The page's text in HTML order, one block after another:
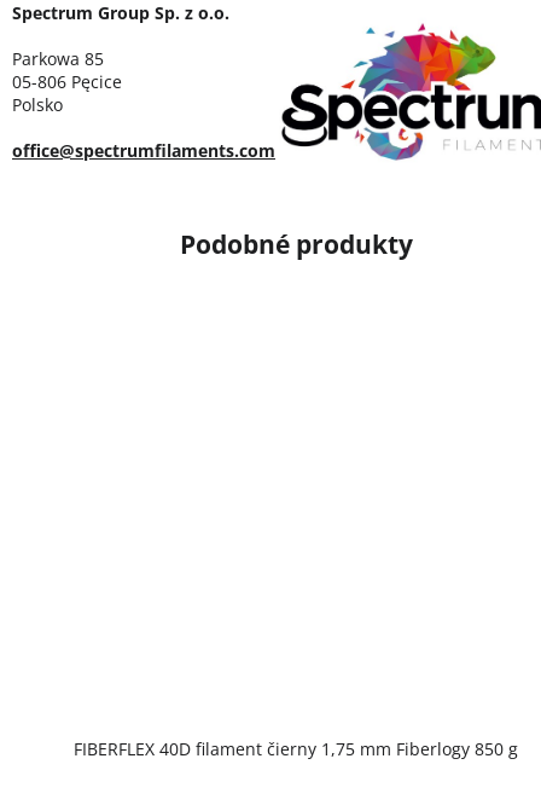
FIBERFLEX 40D filament čierny 1,75 mm Fiberlogy 850 g
Spectrum Group Sp. z o.o.
Parkowa 85
05-806 Pęcice
Polsko
office@spectrumfilaments.com